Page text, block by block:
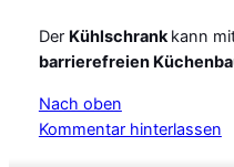
Der Kühlschrankkann
barrierefreien
Nach oben
Kommentar hinterlassen